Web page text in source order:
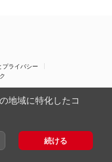
ライバシー
地域に特化したコ
続ける